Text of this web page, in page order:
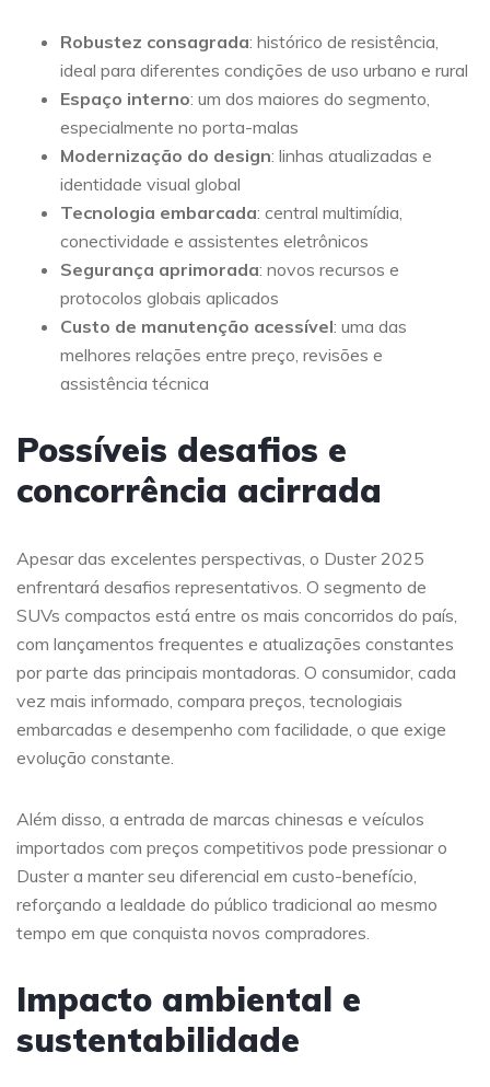
Robustez consagrada: histórico de resistência,
ideal para diferentes condições de uso urbano e rural
Espaço interno: um dos maiores do segmento,
especialmente no porta-malas
Modernização do design: linhas atualizadas e
identidade visual global
Tecnologia embarcada: central multimídia,
conectividade e assistentes eletrônicos
Segurança aprimorada: novos recursos e
protocolos globais aplicados
Custo de manutenção acessível: uma das
melhores relações entre preço, revisões e
assistência técnica
Possíveis desafios e
concorrência acirrada
Apesar das excelentes perspectivas, o Duster 2025
enfrentará desafios representativos. O segmento de
SUVs compactos está entre os mais concorridos do país,
com lançamentos frequentes e atualizações constantes
por parte das principais montadoras. O consumidor, cada
vez mais informado, compara preços, tecnologiais
embarcadas e desempenho com facilidade, o que exige
evolução constante.
Além disso, a entrada de marcas chinesas e veículos
importados com preços competitivos pode pressionar o
Duster a manter seu diferencial em custo-benefício,
reforçando a lealdade do público tradicional ao mesmo
tempo em que conquista novos compradores.
Impacto ambiental e
sustentabilidade